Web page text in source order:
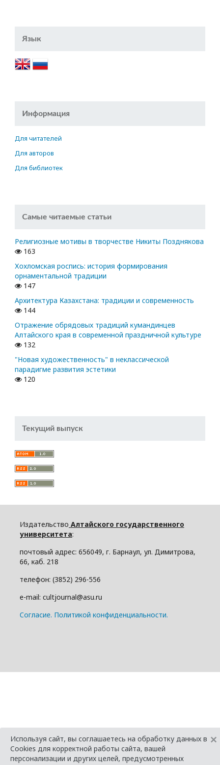
Язык
Информация
Для читателей
Для авторов
Для библиотек
Самые читаемые статьи
Религиозные мотивы в творчестве Никиты Позднякова
163
Хохломская роспись: история формирования
орнаментальной традиции
147
Архитектура Казахстана: традиции и современность
144
Отражение обрядовых традиций кумандинцев
Алтайского края в современной праздничной культуре
132
"Новая художественность" в неклассической
парадигме развития эстетики
120
Текущий выпуск
Издательство Алтайского государственного
университета:
почтовый адрес: 656049, г. Барнаул, ул. Димитрова,
66, каб. 218
телефон: (3852) 296-556
e-mail: cultjournal@asu.ru
Cогласие. Политикой конфиденциальности.
Используя сайт, вы соглашаетесь на обработку данных в
Cookies для корректной работы сайта, вашей
персонализации и других целей, предусмотренных
×